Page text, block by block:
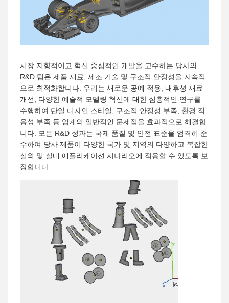
시장 지향적이고 혁신 중심적인 개발을 고수하는 당사의
R&D 팀은 제품 재료, 제조 기술 및 구조적 안정성을 지속적
으로 최적화합니다. 우리는 새로운 공예 적용, 내후성 재료
개선, 다양한 예술적 모델링 혁신에 대한 심층적인 연구를
수행하여 단일 디자인 스타일, 구조적 안정성 부족, 환경 적
응성 부족 등 업계의 일반적인 문제점을 효과적으로 해결합
니다. 모든 R&D 성과는 국제 품질 및 안전 표준을 엄격히 준
수하여 당사 제품이 다양한 국가 및 지역의 다양하고 복잡한
실외 및 실내 애플리케이션 시나리오에 적응할 수 있도록 보
장합니다.